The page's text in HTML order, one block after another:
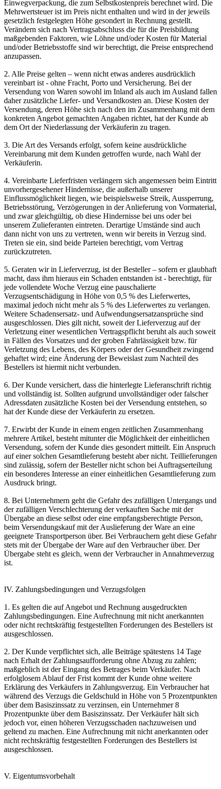
Einwegverpackung, die zum Selbstkostenpreis berechnet wird. Die
Mehrwertsteuer ist im Preis nicht enthalten und wird in der jeweils
gesetzlich festgelegten Höhe gesondert in Rechnung gestellt.
Verändern sich nach Vertragsabschluss die für die Preisbildung
maßgebenden Faktoren, wie Löhne und/oder Kosten für Material
und/oder Betriebsstoffe sind wir berechtigt, die Preise entsprechend
anzupassen.
2. Alle Preise gelten – wenn nicht etwas anderes ausdrücklich
vereinbart ist - ohne Fracht, Porto und Versicherung. Bei der
Versendung von Waren sowohl im Inland als auch im Ausland fallen
daher zusätzliche Liefer- und Versandkosten an. Diese Kosten der
Versendung, deren Höhe sich nach den im Zusammenhang mit dem
konkreten Angebot gemachten Angaben richtet, hat der Kunde ab
dem Ort der Niederlassung der Verkäuferin zu tragen.
3. Die Art des Versands erfolgt, sofern keine ausdrückliche
Vereinbarung mit dem Kunden getroffen wurde, nach Wahl der
Verkäuferin.
4. Vereinbarte Lieferfristen verlängern sich angemessen beim Eintritt
unvorhergesehener Hindernisse, die außerhalb unserer
Einflussmöglichkeit liegen, wie beispielsweise Streik, Aussperrung,
Betriebsstörung, Verzögerungen in der Anlieferung von Vormaterial,
und zwar gleichgültig, ob diese Hindernisse bei uns oder bei
unserem Zulieferanten eintreten. Derartige Umstände sind auch
dann nicht von uns zu vertreten, wenn wir bereits in Verzug sind.
Treten sie ein, sind beide Parteien berechtigt, vom Vertrag
zurückzutreten.
5. Geraten wir in Lieferverzug, ist der Besteller – sofern er glaubhaft
macht, dass ihm hieraus ein Schaden entstanden ist - berechtigt, für
jede vollendete Woche Verzug eine pauschalierte
Verzugsentschädigung in Höhe von 0,5 % des Lieferwertes,
maximal jedoch nicht mehr als 5 % des Lieferwertes zu verlangen.
Weitere Schadensersatz- und Aufwendungsersatzansprüche sind
ausgeschlossen. Dies gilt nicht, soweit der Lieferverzug auf der
Verletzung einer wesentlichen Vertragspflicht beruht als auch soweit
in Fällen des Vorsatzes und der groben Fahrlässigkeit bzw. für
Verletzung des Lebens, des Körpers oder der Gesundheit zwingend
gehaftet wird; eine Änderung der Beweislast zum Nachteil des
Bestellers ist hiermit nicht verbunden.
6. Der Kunde versichert, dass die hinterlegte Lieferanschrift richtig
und vollständig ist. Sollten aufgrund unvollständiger oder falscher
Adressdaten zusätzliche Kosten bei der Versendung entstehen, so
hat der Kunde diese der Verkäuferin zu ersetzen.
7. Erwirbt der Kunde in einem engen zeitlichen Zusammenhang
mehrere Artikel, besteht mitunter die Möglichkeit der einheitlichen
Versendung, sofern der Kunde dies gesondert mitteilt. Ein Anspruch
auf einer solchen Gesamtlieferung besteht aber nicht. Teillieferungen
sind zulässig, sofern der Besteller nicht schon bei Auftragserteilung
ein besonderes Interesse an einer einheitlichen Gesamtlieferung zum
Ausdruck bringt.
8. Bei Unternehmern geht die Gefahr des zufälligen Untergangs und
der zufälligen Verschlechterung der verkauften Sache mit der
Übergabe an diese selbst oder eine empfangsberechtigte Person,
beim Versendungskauf mit der Auslieferung der Ware an eine
geeignete Transportperson über. Bei Verbrauchern geht diese Gefahr
stets mit der Übergabe der Ware auf den Verbraucher über. Der
Übergabe steht es gleich, wenn der Verbraucher in Annahmeverzug
ist.
IV. Zahlungsbedingungen und Verzugsfolgen
1. Es gelten die auf Angebot und Rechnung ausgedruckten
Zahlungsbedingungen. Eine Aufrechnung mit nicht anerkannten
oder nicht rechtskräftig festgestellten Forderungen des Bestellers ist
ausgeschlossen.
2. Der Kunde verpflichtet sich, alle Beiträge spätestens 14 Tage
nach Erhalt der Zahlungsaufforderung ohne Abzug zu zahlen;
maßgeblich ist der Eingang des Betrages beim Verkäufer. Nach
erfolglosem Ablauf der Frist kommt der Kunde ohne weitere
Erklärung des Verkäufers in Zahlungsverzug. Ein Verbraucher hat
während des Verzugs die Geldschuld in Höhe von 5 Prozentpunkten
über dem Basiszinssatz zu verzinsen, ein Unternehmer 8
Prozentpunkte über dem Basiszinssatz. Der Verkäufer hält sich
jedoch vor, einen höheren Verzugsschaden nachzuweisen und
geltend zu machen. Eine Aufrechnung mit nicht anerkannten oder
nicht rechtskräftig festgestellten Forderungen des Bestellers ist
ausgeschlossen.
V. Eigentumsvorbehalt